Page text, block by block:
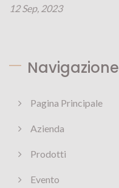
12 Sep, 2023
Navigazione
Pagina Principale
Azienda
Prodotti
Evento